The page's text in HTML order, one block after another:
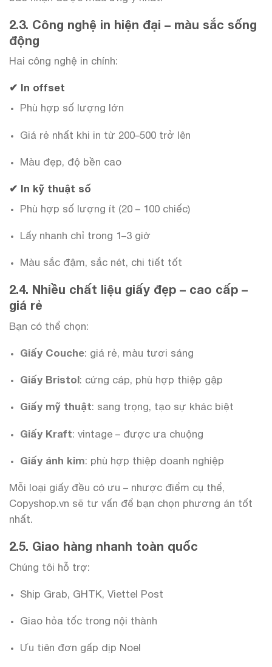
2.3. Công nghệ in hiện đại – màu sắc sống
động
Hai công nghệ in chính:
✔ In offset
Phù hợp số lượng lớn
Giá rẻ nhất khi in từ 200–500 trở lên
Màu đẹp, độ bền cao
✔ In kỹ thuật số
Phù hợp số lượng ít (20 – 100 chiếc)
Lấy nhanh chỉ trong 1–3 giờ
Màu sắc đậm, sắc nét, chi tiết tốt
2.4. Nhiều chất liệu giấy đẹp – cao cấp –
giá rẻ
Bạn có thể chọn:
Giấy Couche: giá rẻ, màu tươi sáng
Giấy Bristol: cứng cáp, phù hợp thiệp gập
Giấy mỹ thuật: sang trọng, tạo sự khác biệt
Giấy Kraft: vintage – được ưa chuộng
Giấy ánh kim: phù hợp thiệp doanh nghiệp
Mỗi loại giấy đều có ưu – nhược điểm cụ thể,
Copyshop.vn sẽ tư vấn để bạn chọn phương án tốt
nhất.
2.5. Giao hàng nhanh toàn quốc
Chúng tôi hỗ trợ:
Ship Grab, GHTK, Viettel Post
Giao hỏa tốc trong nội thành
Ưu tiên đơn gấp dịp Noel